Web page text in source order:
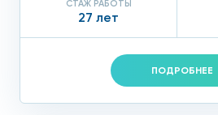
СТАЖ РАБОТЫ
27 лет
ПОДРОБНЕЕ